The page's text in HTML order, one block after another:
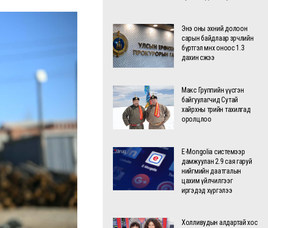
Энэ оны эхний долоон
сарын байдлаар зөрчлийн
бүртгэл өмнөх оноос 1.3
дахин өсжээ
Макс Группийн үүсгэн
байгуулагчид Сутай
хайрхны төрийн тахилгад
оролцлоо
E-Mongolia системээр
дамжуулан 2.9 сая гаруй
нийгмийн даатгалын
цахим үйлчилгээг
иргэдэд хүргэлээ
Холливудын алдартай хос